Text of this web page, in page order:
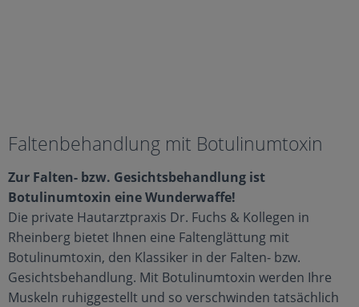
Faltenbehandlung mit Botulinumtoxin
Zur Falten- bzw. Gesichtsbehandlung ist
Botulinumtoxin eine Wunderwaffe!
Die private Hautarztpraxis Dr. Fuchs & Kollegen in
Rheinberg bietet Ihnen eine Faltenglättung mit
Botulinumtoxin, den Klassiker in der Falten- bzw.
Gesichtsbehandlung. Mit Botulinumtoxin werden Ihre
Muskeln ruhiggestellt und so verschwinden tatsächlich